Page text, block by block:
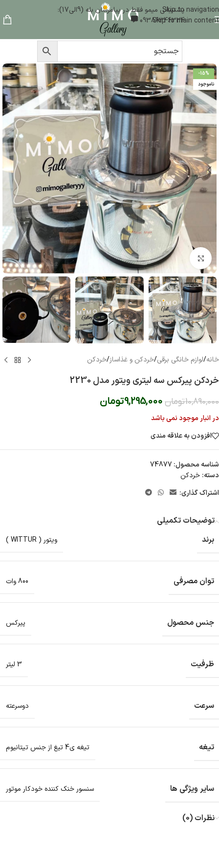
Skip to navigation
Skip to main content
پشتیبانی میمو فقط در پیامرسان بله (9الی17):
09386346324
-15%
ناموجود
بزرگنمایی تصویر
خانه/لوازم خانگی برقی/خردکن و غذاساز/خردکن
خردکن پیرکس سه لیتری ویتور مدل 2230
10,890,000تومان 9,295,000تومان
در انبار موجود نمی باشد
افزودن به علاقه مندی
شناسه محصول: 74877
دسته: خردکن
اشتراک گذاری:
توضیحات تکمیلی
برند
ویتور ( WITTUR )
توان مصرفی 800 وات
جنس محصول پیرکس
ظرفیت 3 لیتر
سرعت دوسرعته
تیغه تیغه ی4 تیغ از جنس تیتانیوم
سایر ویژگی ها سنسور خنک کننده خودکار موتور
نظرات (0)